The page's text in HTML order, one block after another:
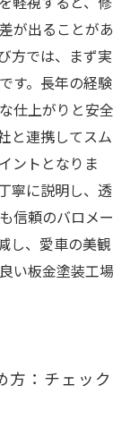
るための具体
が出ることがあ
方では、まず実
す。長年の経験
仕上がりと安全
と連携してスム
ントとなりま
寧に説明し、透
信頼のバロメー
し、愛車の美観
い板金塗装工場
方：チェック